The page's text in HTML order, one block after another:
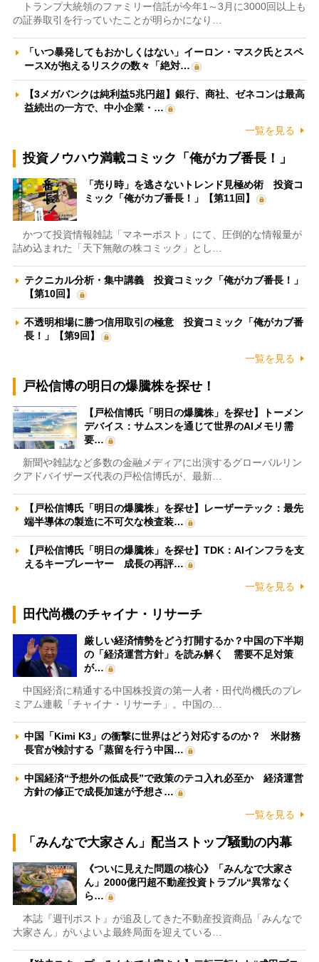
トランプ大統領のファミリー信託が今年1～3月に3000回以上も
の証券取引を行っていたことが明らかになり…
「いつ暴発してもおかしくはない」イーロン・マスク氏とスペ
ースXが抱えるリスクの数々「絶対…
【3メガバンクは純利益5兆円超】銀行、商社、ゼネコンは最高
益続出の一方で、中小企業・…
一覧を見る
投資ノウハウ満載コミック「俺がカブ番長！」
「売り時」を逃さないトレンド見極め術 投資コ
ミック「俺がカブ番長！」【第11回】
かつて投資情報雑誌「マネーポスト」にて、圧倒的な情報量が
詰め込まれた「天下無敵の株コミック」とし…
テクニカル分析・集中講義 投資コミック「俺がカブ番長！」
【第10回】
不透明相場に勝つ信用取引の極意 投資コミック「俺がカブ番
長！」【第9回】
一覧を見る
戸松信博の明日の爆騰株を探せ！
【戸松信博氏「明日の爆騰株」を探せ】トーメン
デバイス：サムスンを通じて世界のAIメモリ需
要…
新聞や雑誌など多数の金融メディアに出演するグローバルリン
クアドバイザーズ代表の戸松信博氏が、最新…
【戸松信博氏「明日の爆騰株」を探せ】レーザーテック：最先
端半導体の製造に不可欠な検査装…
【戸松信博氏「明日の爆騰株」を探せ】TDK：AIインフラを支
えるキープレーヤー 成長の再評…
一覧を見る
田代尚機のチャイナ・リサーチ
厳しい経済情勢をどう打開するか？中国の下半期
の「経済運営方針」を読み解く 需要不足対策
が…
中国経済に精通する中国株投資の第一人者・田代尚機氏のプレ
ミアム連載「チャイナ・リサーチ」。中国の…
中国「Kimi K3」の衝撃に世界はどう対応するのか？ 米財務
長官が検討する「蒸留を行う中国…
中国経済“予想外の低成長”で政策のテコ入れ必至か 経済運営
方針の修正で成長加速が予想さ…
一覧を見る
「みんなで大家さん」配当ストップ騒動の内幕
《ついに見えた問題の核心》「みんなで大家さ
ん」2000億円超不動産投資トラブル“異常なく
ら…
本誌『週刊ポスト』が追及してきた不動産投資商品「みんなで
大家さん」がいよいよ最終局面を迎えている…